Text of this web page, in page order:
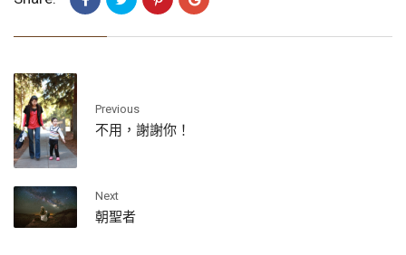
Previous
不用，謝謝你！
Next
朝聖者